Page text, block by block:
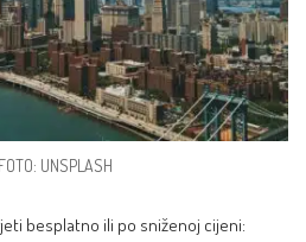
FOTO: UNSPLASH
besplatno ili po sniženoj cijeni: